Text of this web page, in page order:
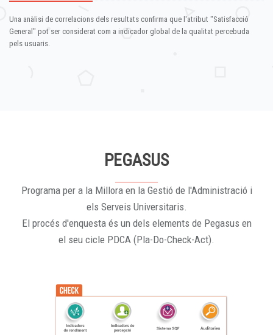
Una anàlisi de correlacions dels resultats confirma que l'atribut "Satisfacció
General" pot ser considerat com a indicador global de la qualitat percebuda
pels usuaris.
PEGASUS
Programa per a la Millora en la Gestió de l'Administració i
els Serveis Universitaris.
El procés d'enquesta és un dels elements de Pegasus en
el seu cicle PDCA (Pla-Do-Check-Act).